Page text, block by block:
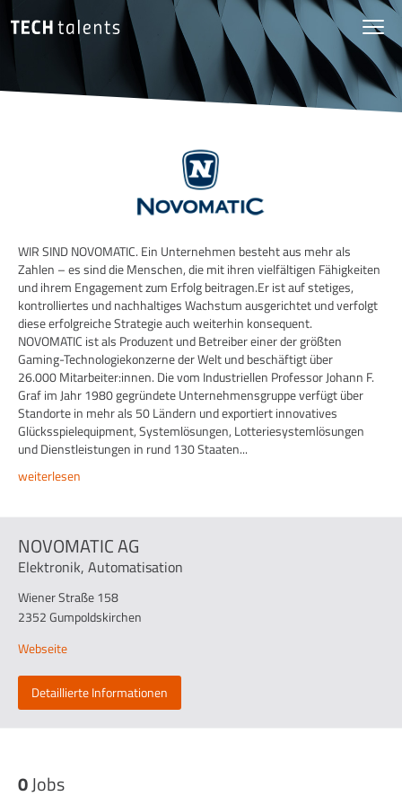
WIR SIND NOVOMATIC. Ein Unternehmen besteht aus mehr als
Zahlen – es sind die Menschen, die mit ihren vielfältigen Fähigkeiten
und ihrem Engagement zum Erfolg beitragen.Er ist auf stetiges,
kontrolliertes und nachhaltiges Wachstum ausgerichtet und verfolgt
diese erfolgreiche Strategie auch weiterhin konsequent.
NOVOMATIC ist als Produzent und Betreiber einer der größten
Gaming-Technologiekonzerne der Welt und beschäftigt über
26.000 Mitarbeiter:innen. Die vom Industriellen Professor Johann F.
Graf im Jahr 1980 gegründete Unternehmensgruppe verfügt über
Standorte in mehr als 50 Ländern und exportiert innovatives
Glücksspielequipment, Systemlösungen, Lotteriesystemlösungen
und Dienstleistungen in rund 130 Staaten...
weiterlesen
NOVOMATIC AG
Elektronik, Automatisation
Wiener Straße 158
2352 Gumpoldskirchen
Webseite
Detaillierte Informationen
0Jobs